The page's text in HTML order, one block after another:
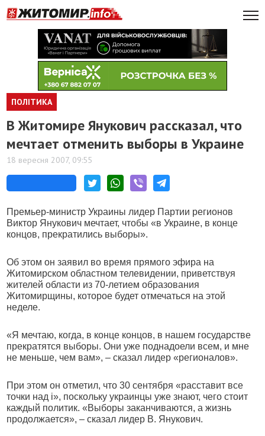
ПОЛІТИКА
В Житомире Янукович рассказал, что
мечтает отменить выборы в Украине
18 вересня 2007, 09:55
Премьер-министр Украины лидер Партии регионов
Виктор Янукович мечтает, чтобы «в Украине, в конце
концов, прекратились выборы».
Об этом он заявил во время прямого эфира на
Житомирском областном телевидении, приветствуя
жителей области из 70-летием образования
Житомирщины, которое будет отмечаться на этой
неделе.
«Я мечтаю, когда, в конце концов, в нашем государстве
прекратятся выборы. Они уже поднадоели всем, и мне
не меньше, чем вам», – сказал лидер «регионалов».
При этом он отметил, что 30 сентября «расставит все
точки над і», поскольку украинцы уже знают, чего стоит
каждый политик. «Выборы заканчиваются, а жизнь
продолжается», – сказал лидер В. Янукович.